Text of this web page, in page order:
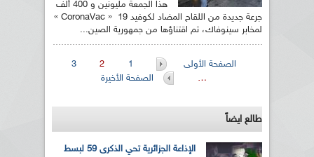
هذا الجمعة مليونين و 400 ألف
جرعة جديدة من اللقاح المضاد لكوفيد 19 « CoronaVac »
لمخابر سينوفاك، تم اقتناؤها من جمهورية الصين...
الصفحات
الصفحة الأولى 1
2
3
…
الصفحة الأخيرة
طالع ايضاً
الإذاعة الجزائرية تحي الذكرى 59 لبسط